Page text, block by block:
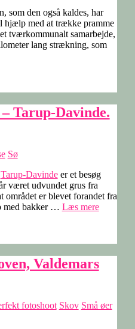
som den også kaldes, har
hjælp med at trække pramme
tværkommunalt samarbejde,
lang strækning, som
Tarup-Davinde.
Sø
Tarup-Davindeer et besøg
været udvundet grus fra
området er blevet forandet fra
med bakker … Læs mere“Davinde
12
km.”
Valdemars
fotoshoot Skov Små øer